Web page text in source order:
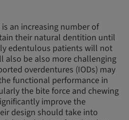
an increasing number of
their natural dentition until
edentulous patients will not
also be also more challenging
overdentures (IODs) may
functional performance in
the bite force and chewing
improve the
design should take into